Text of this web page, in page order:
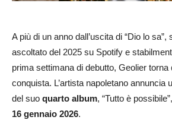
A più di un anno dall’uscita di “Dio lo
ascoltato del 2025 su Spotify e
prima settimana di debutto, Geolier torna
conquista. L’artista napoletano annuncia
del suo quarto album, “Tutto è
16 gennaio 2026.